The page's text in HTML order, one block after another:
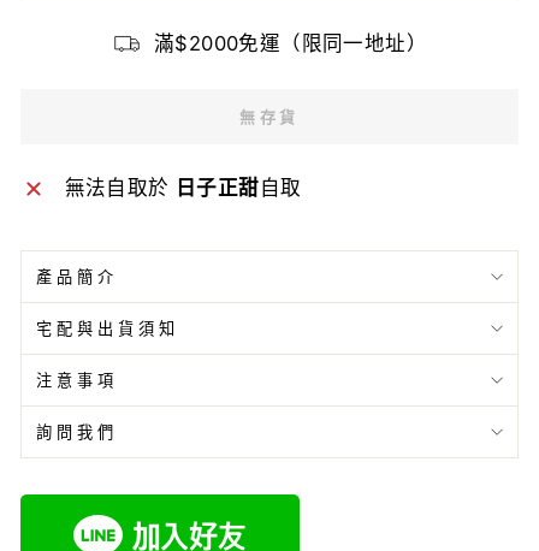
滿$2000免運（限同一地址）
無存貨
無法自取於 日子正甜自取
產品簡介
宅配與出貨須知
注意事項
詢問我們